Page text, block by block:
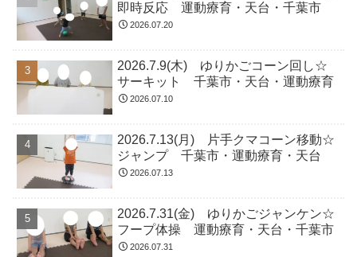
即時反応 運動療育・天台・千葉市
2026.07.20
2026.7.9(木) ゆりかごコーン回し☆
サーキット 千葉市・天台・運動療育
2026.07.10
2026.7.13(月) 片手クマコーン移動☆
ジャンプ 千葉市・運動療育・天台
2026.07.13
2026.7.31(金) ゆりかごジャンケン☆
フープ体操 運動療育・天台・千葉市
2026.07.31